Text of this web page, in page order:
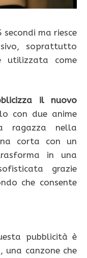
ma riesce
soprattutto
utilizzata come
il nuovo
con due anime
ragazza nella
corta con un
in una
grazie
che consente
pubblicità è
una canzone che